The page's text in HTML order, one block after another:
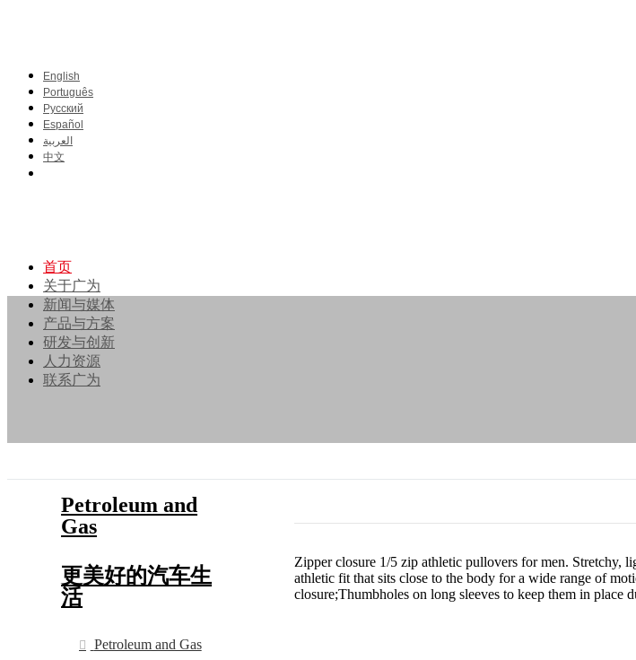
English
Português
Pусский
Español
العربية
中文
首页
关于广为
新闻与媒体
产品与方案
研发与创新
人力资源
联系广为
Petroleum and
Gas
更美好的汽车生
活
Petroleum and Gas
Zipper closure 1/5 zip athletic pullovers for men.
athletic fit that sits close to the body for a wide range of
closure;Thumbholes on long sleeves to keep them in place